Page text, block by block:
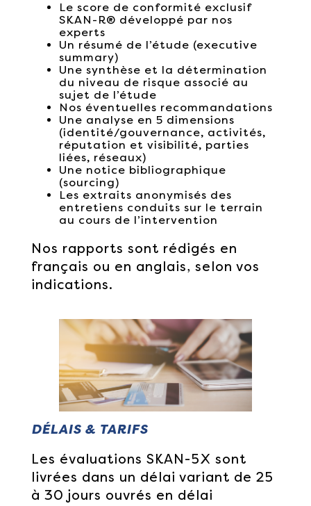
Le score de conformité exclusif
SKAN-R® développé par nos
experts
Un résumé de l’étude (executive
summary)
Une synthèse et la détermination
du niveau de risque associé au
sujet de l’étude
Nos éventuelles recommandations
Une analyse en 5 dimensions
(identité/gouvernance, activités,
réputation et visibilité, parties
liées, réseaux)
Une notice bibliographique
(sourcing)
Les extraits anonymisés des
entretiens conduits sur le terrain
au cours de l’intervention
Nos rapports sont rédigés en
français ou en anglais, selon vos
indications.
DÉLAIS & TARIFS
Les évaluations SKAN-5X sont
livrées dans un délai variant de 25
à 30 jours ouvrés en délai